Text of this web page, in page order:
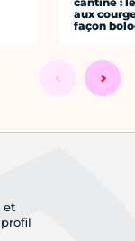
aux
façon
et